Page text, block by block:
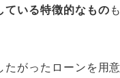
ている特徴的なもの
たがったローンを用